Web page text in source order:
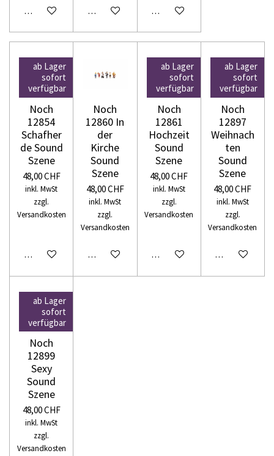
In den WarenkorbIn den WarenkorbIn den Warenkorb
ab Lager
sofort
verfügbar
Noch
12854
Schafher
de Sound
Szene
48,00 CHF
inkl. MwSt
zzgl.
Versandkosten
In den Warenkorb
Noch
12860 In
der
Kirche
Sound
Szene
48,00 CHF
inkl. MwSt
zzgl.
Versandkosten
In den Warenkorb
ab Lager
sofort
verfügbar
Noch
12861
Hochzeit
Sound
Szene
48,00 CHF
inkl. MwSt
zzgl.
Versandkosten
In den Warenkorb
ab Lager
sofort
verfügbar
Noch
12897
Weihnach
ten
Sound
Szene
48,00 CHF
inkl. MwSt
zzgl.
Versandkosten
In den
ab Lager
sofort
verfügbar
Noch
12899
Sexy
Sound
Szene
48,00 CHF
inkl. MwSt
zzgl.
Versandkosten